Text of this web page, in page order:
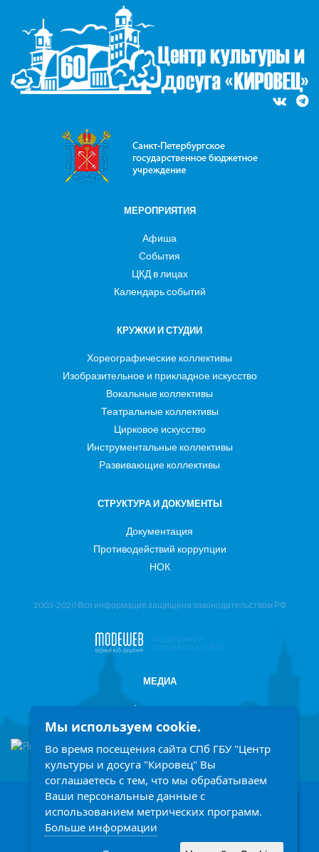
МЕРОПРИЯТИЯ
Афиша
События
ЦКД в лицах
Календарь событий
КРУЖКИ И СТУДИИ
Хореографические коллективы
Изобразительное и прикладное искусство
Вокальные коллективы
Театральные коллективы
Цирковое искусство
Инструментальные коллективы
Развивающие коллективы
СТРУКТУРА И ДОКУМЕНТЫ
Документация
Противодействий коррупции
НОК
2003-2020 Вся информация защищена законодательством РФ
поддержка и
разработка сайта
МЕДИА
Фотоотчеты
Информация в СМИ
198207, Санкт-Петербург, проспект Стачек 158
Ежедневно с 9.00 до 21.00 часов
Написать обращение
Заголовок
Описание
Мы используем cookie.
Во время посещения сайта СПб ГБУ "Центр
культуры и досуга "Кировец" Вы
соглашаетесь с тем, что мы обрабатываем
Ваши персональные данные с
использованием метрических программ.
Больше информации